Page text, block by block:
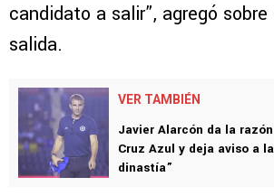
candidato a salir”, agregó
salida.
VER TAMBIÉN
Javier Alarcón da la
Cruz Azul y deja aviso a
dinastía”